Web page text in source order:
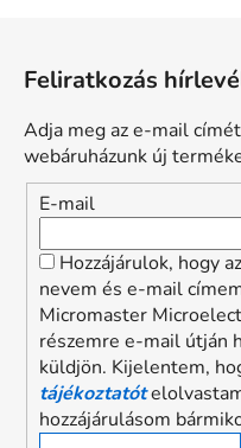
Feliratkozás
Adja meg az e-mail
webáruházunk új
E-mail
Hozzájárulok, hogy
nevem és e-mail
Micromaster
részemre e-mail útján
küldjön. Kijelentem,
tájékoztatót
hozzájárulásom